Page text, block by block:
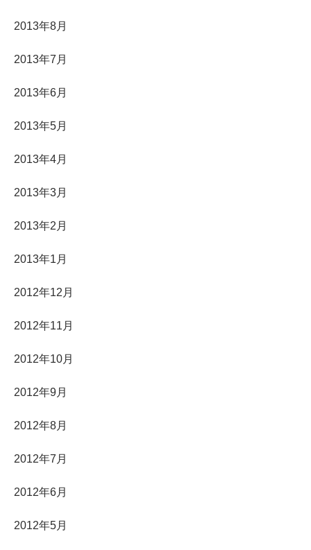
2013年8月
2013年7月
2013年6月
2013年5月
2013年4月
2013年3月
2013年2月
2013年1月
2012年12月
2012年11月
2012年10月
2012年9月
2012年8月
2012年7月
2012年6月
2012年5月